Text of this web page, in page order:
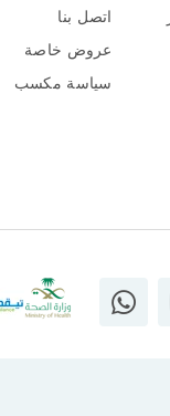
اتصل بنا
عروض خاصة
سياسة مكسب